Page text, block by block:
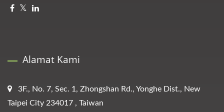
Alamat Kami
3F., No. 7, Sec. 1, Zhongshan Rd., Yonghe Dist., New
Taipei City 234017 , Taiwan